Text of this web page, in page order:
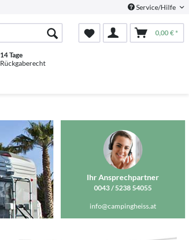
Service/Hilfe
0,00 € *
14 Tage
Rückgaberecht
Ihr Ansprechpartner
0043 / 5238 54055
info@campingheiss.at